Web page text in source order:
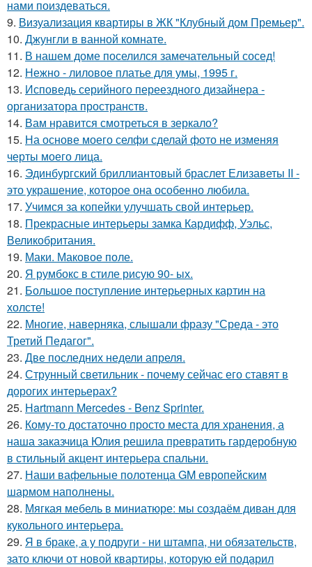
нами поиздеваться.
9. Визуализация квартиры в ЖК "Клубный дом Премьер".
10. Джунгли в ванной комнате.
11. В нашем доме поселился замечательный сосед!
12. Нежно - лиловое платье для умы, 1995 г.
13. Исповедь серийного переездного дизайнера -
организатора пространств.
14. Вам нравится смотреться в зеркало?
15. На основе моего селфи сделай фото не изменяя
черты моего лица.
16. Эдинбургский бриллиантовый браслет Елизаветы II -
это украшение, которое она особенно любила.
17. Учимся за копейки улучшать свой интерьер.
18. Прекрасные интерьеры замка Кардифф, Уэльс,
Великобритания.
19. Маки. Маковое поле.
20. Я румбокс в стиле рисую 90- ых.
21. Большое поступление интерьерных картин на
холсте!
22. Многие, наверняка, слышали фразу "Среда - это
Третий Педагог".
23. Две последних недели апреля.
24. Струнный светильник - почему сейчас его ставят в
дорогих интерьерах?
25. Hartmann Mercedes - Benz Sprinter.
26. Кому-то достаточно просто места для хранения, а
наша заказчица Юлия решила превратить гардеробную
в стильный акцент интерьера спальни.
27. Наши вафельные полотенца GM европейским
шармом наполнены.
28. Мягкая мебель в миниатюре: мы создаём диван для
кукольного интерьера.
29. Я в браке, а у подруги - ни штампа, ни обязательств,
зато ключи от новой квартиры, которую ей подарил